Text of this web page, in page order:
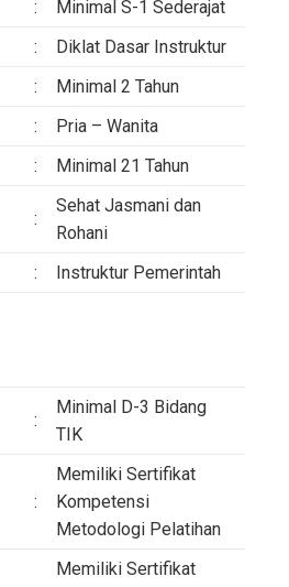
:
Minimal S-1 Sederajat
:
Diklat Dasar Instruktur
:
Minimal 2 Tahun
:
Pria – Wanita
: Minimal 21 Tahun
:
Sehat Jasmani dan
Rohani
:
Instruktur Pemerintah
:
Minimal D-3 Bidang
TIK
:
Memiliki Sertifikat
Kompetensi
Metodologi Pelatihan
Memiliki Sertifikat